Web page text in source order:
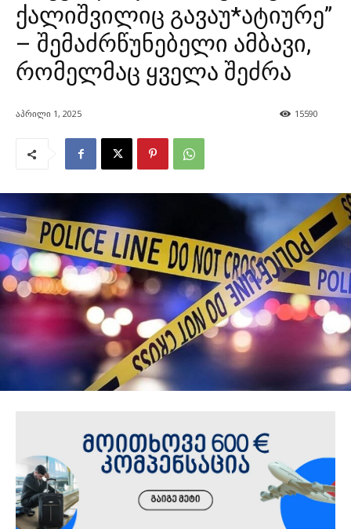
ქალიშვილიც გავაუ*ატიურე”
– შემაძრწუნებელი ამბავი,
რომელმაც ყველა შეძრა
აპრილი 1, 2025 15590